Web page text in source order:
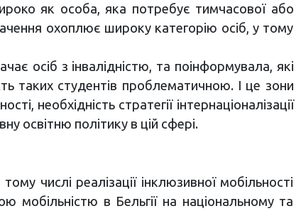
як особа, яка потребує тимчасової або
охоплює широку категорію осіб, у тому
осіб з інвалідністю, та поінформувала, які
таких студентів проблематичною. І це зони
необхідність стратегії інтернаціоналізації
освітню політику в цій сфері.
числі реалізації інклюзивної мобільності
мобільністю в Бельгії на національному та